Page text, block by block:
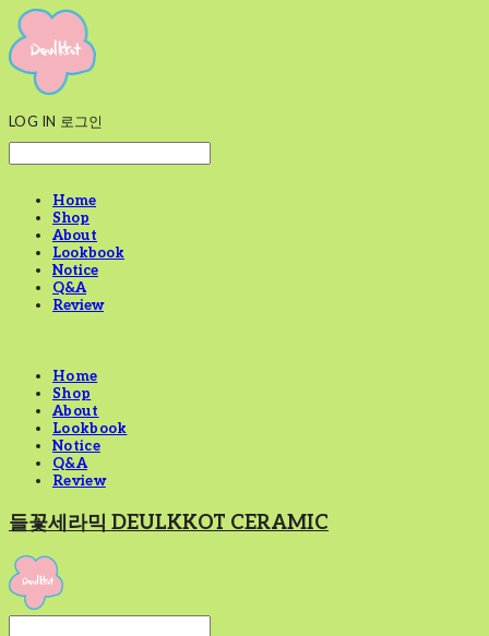
LOG IN 로그인
Home
Shop
About
Lookbook
Notice
Q&A
Review
Home
Shop
About
Lookbook
Notice
Q&A
Review
들꽃세라믹 DEULKKOT CERAMIC